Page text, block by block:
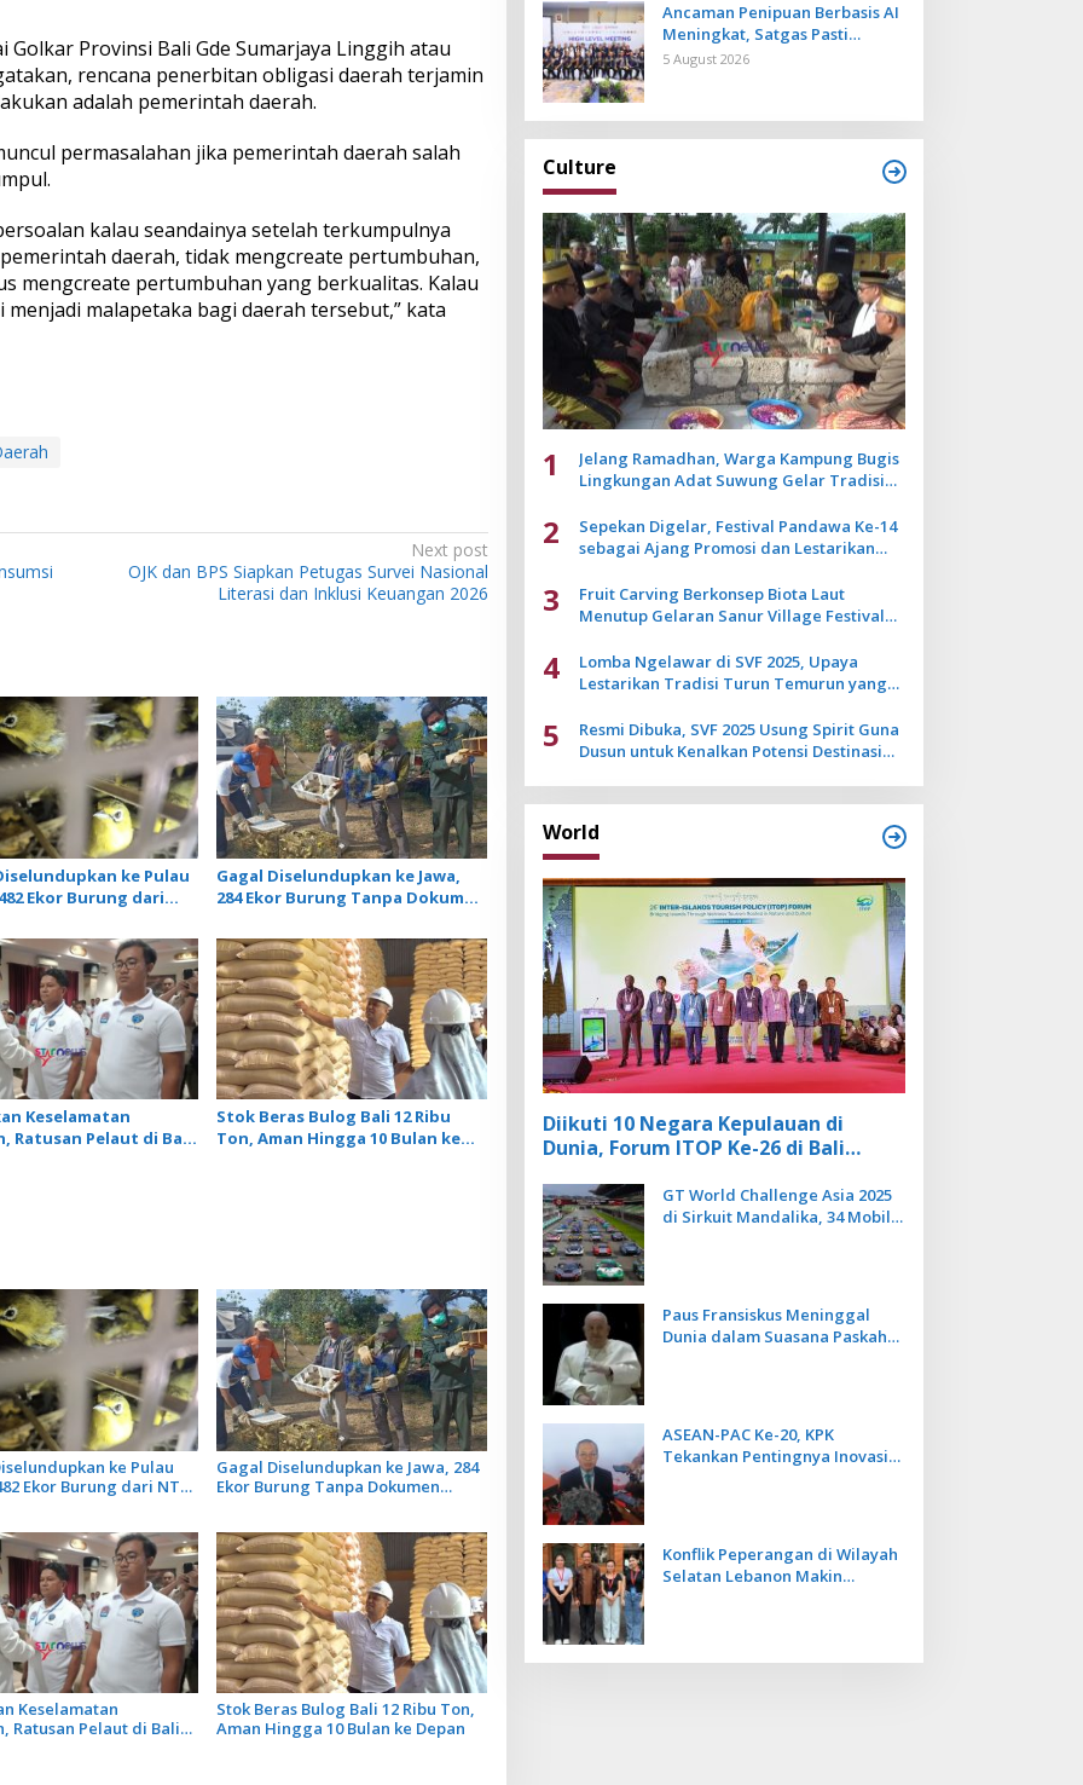
Golkar Provinsi Bali Gde Sumarjaya Linggih atau
rencana penerbitan obligasi daerah terjamin
adalah pemerintah daerah.
permasalahan jika pemerintah daerah salah
kalau seandainya setelah terkumpulnya
daerah, tidak mengcreate pertumbuhan,
mengcreate pertumbuhan yang berkualitas. Kalau
malapetaka bagi daerah tersebut,” kata
Next post
OJK dan BPS Siapkan Petugas Survei Nasional
Literasi dan Inklusi Keuangan 2026
ke Pulau
Ekor Burung dari
Gagal Diselundupkan ke Jawa,
284 Ekor Burung Tanpa Dokumen
Penyakit
Keselamatan
Ratusan Pelaut di Bali
Stok Beras Bulog Bali 12 Ribu
Ton, Aman Hingga 10 Bulan ke
ke Pulau
Ekor Burung dari NTB
Gagal Diselundupkan ke Jawa, 284
Ekor Burung Tanpa Dokumen
Keselamatan
Ratusan Pelaut di Bali
Stok Beras Bulog Bali 12 Ribu Ton,
Aman Hingga 10 Bulan ke Depan
Ancaman Penipuan Berbasis AI
Meningkat, Satgas Pasti
Perkuat Penindakan dan
5 August 2026
Culture
1
Jelang Ramadhan, Warga Kampung Bugis
Lingkungan Adat Suwung Gelar Tradisi
2
Sepekan Digelar, Festival Pandawa Ke-14
sebagai Ajang Promosi dan Lestarikan
3
Fruit Carving Berkonsep Biota Laut
Menutup Gelaran Sanur Village Festival
4
Lomba Ngelawar di SVF 2025, Upaya
Lestarikan Tradisi Turun Temurun yang
5
Resmi Dibuka, SVF 2025 Usung Spirit Guna
Dusun untuk Kenalkan Potensi Destinasi
World
Diikuti 10 Negara Kepulauan di
Dunia, Forum ITOP Ke-26 di Bali
Berbasis Alam dan Budaya
GT World Challenge Asia 2025
di Sirkuit Mandalika, 34 Mobil
Paus Fransiskus Meninggal
Dunia dalam Suasana Paskah
ASEAN-PAC Ke-20, KPK
Tekankan Pentingnya Inovasi
Konflik Peperangan di Wilayah
Selatan Lebanon Makin